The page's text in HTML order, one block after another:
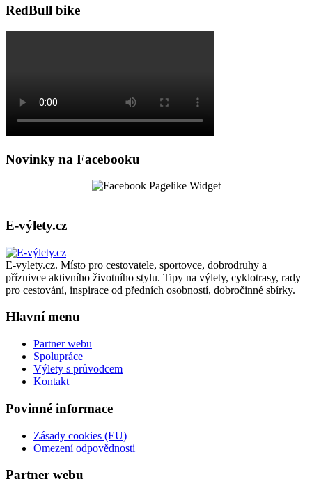
RedBull bike
Novinky na Facebooku
E-výlety.cz
E-vylety.cz. Místo pro cestovatele, sportovce, dobrodruhy a
příznivce aktivního životního stylu. Tipy na výlety, cyklotrasy, rady
pro cestování, inspirace od předních osobností, dobročinné sbírky.
Hlavní menu
Partner webu
Spolupráce
Výlety s průvodcem
Kontakt
Povinné informace
Zásady cookies (EU)
Omezení odpovědnosti
Partner webu